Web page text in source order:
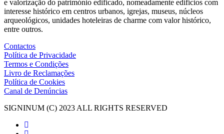
e valorização do património edificado, nomeadamente edifícios com
interesse histórico em centros urbanos, igrejas, museus, núcleos
arqueológicos, unidades hoteleiras de charme com valor histórico,
entre outros.
Contactos
Política de Privacidade
Termos e Condições
Livro de Reclamações
Política de Cookies
Canal de Denúncias
SIGNINUM (C) 2023 ALL RIGHTS RESERVED